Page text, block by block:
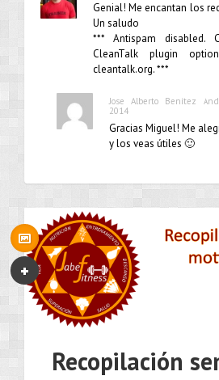
Genial! Me encantan los
Un saludo
*** Antispam disabled.
CleanTalk plugin
cleantalk.org. ***
Jose Alberto Benítez
2014
Gracias Miguel! Me
y los veas útiles 🙂
Recopilación